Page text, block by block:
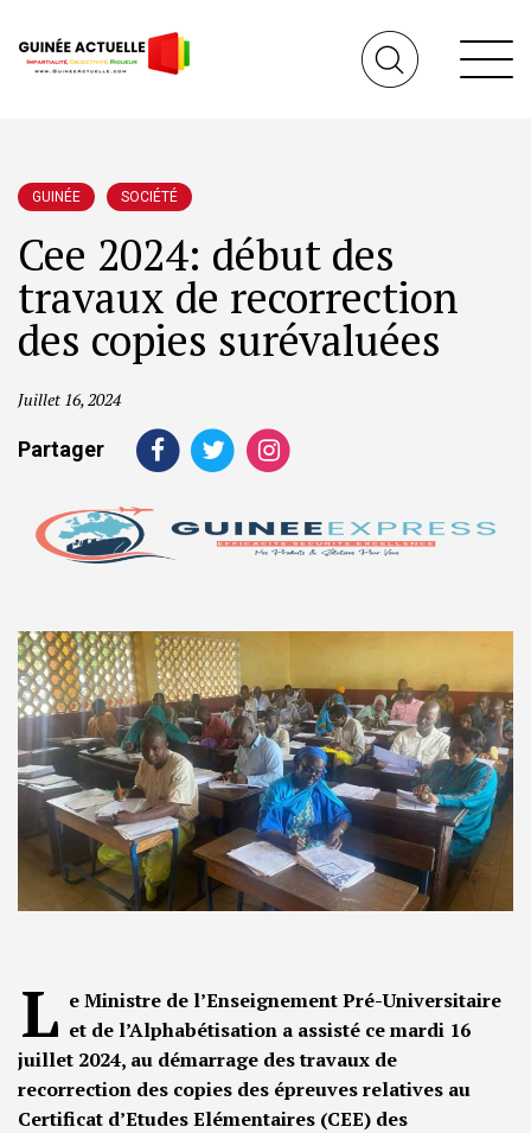
GUINÉE SOCIÉTÉ
Cee 2024: début des
travaux de recorrection
des copies surévaluées
Juillet 16, 2024
Partager
L e Ministre de l’Enseignement Pré-Universitaire
et de l’Alphabétisation a assisté ce mardi 16
juillet 2024, au démarrage des travaux de
recorrection des copies des épreuves relatives au
Certificat d’Etudes Elémentaires (CEE) des